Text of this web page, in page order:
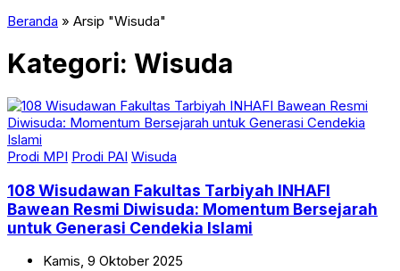
Beranda » Arsip "Wisuda"
Kategori: Wisuda
Prodi MPI Prodi PAI Wisuda
108 Wisudawan Fakultas Tarbiyah INHAFI
Bawean Resmi Diwisuda: Momentum Bersejarah
untuk Generasi Cendekia Islami
Kamis, 9 Oktober 2025